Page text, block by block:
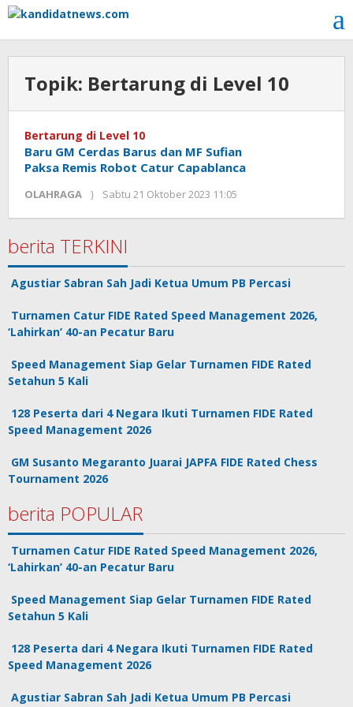
Lewati
konten
Topik: Bertarung di Level 10
Bertarung di Level 10
Baru GM Cerdas Barus dan MF Sufian
Paksa Remis Robot Catur Capablanca
OLAHRAGA Sabtu 21 Oktober 2023 11:05
Jackson
berita TERKINI
Agustiar Sabran Sah Jadi Ketua Umum PB Percasi
Turnamen Catur FIDE Rated Speed Management 2026,
‘Lahirkan’ 40-an Pecatur Baru
Speed Management Siap Gelar Turnamen FIDE Rated
Setahun 5 Kali
128 Peserta dari 4 Negara Ikuti Turnamen FIDE Rated
Speed Management 2026
GM Susanto Megaranto Juarai JAPFA FIDE Rated Chess
Tournament 2026
berita POPULAR
Turnamen Catur FIDE Rated Speed Management 2026,
‘Lahirkan’ 40-an Pecatur Baru
Speed Management Siap Gelar Turnamen FIDE Rated
Setahun 5 Kali
128 Peserta dari 4 Negara Ikuti Turnamen FIDE Rated
Speed Management 2026
Agustiar Sabran Sah Jadi Ketua Umum PB Percasi